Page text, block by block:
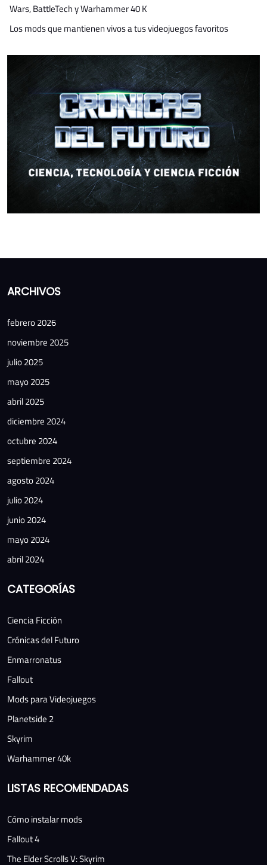
Wars, BattleTech y Warhammer 40 K
Los mods que mantienen vivos a tus videojuegos favoritos
ARCHIVOS
febrero 2026
noviembre 2025
julio 2025
mayo 2025
abril 2025
diciembre 2024
octubre 2024
septiembre 2024
agosto 2024
julio 2024
junio 2024
mayo 2024
abril 2024
CATEGORÍAS
Ciencia Ficción
Crónicas del Futuro
Enmarronatus
Fallout
Mods para Videojuegos
Planetside 2
Skyrim
Warhammer 40k
LISTAS RECOMENDADAS
Cómo instalar mods
Fallout 4
The Elder Scrolls V: Skyrim